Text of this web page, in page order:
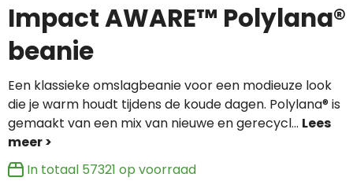
Promotietextiel
Sportkleding
Impact AWARE™ Polylana®
beanie
Een klassieke omslagbeanie voor een modieuze look
die je warm houdt tijdens de koude dagen. Polylana® is
gemaakt van een mix van nieuwe en gerecycl...
In totaal 57321 op voorraad